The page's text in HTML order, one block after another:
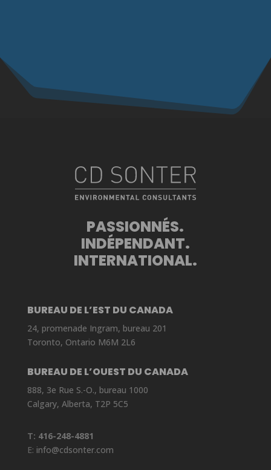
PASSIONNÉS.
INDÉPENDANT.
INTERNATIONAL.
BUREAU DE L’EST DU CANADA
24, promenade Ingram, bureau 201
Toronto, Ontario M6M 2L6
BUREAU DE L’OUEST DU CANADA
888, 3e Rue S.-O., bureau 1000
Calgary, Alberta, T2P 5C5
T: 416-248-4881
E: info@cdsonter.com